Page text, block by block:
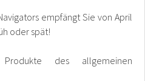
empfängt Sie von April
oder spät!
des allgemeinen